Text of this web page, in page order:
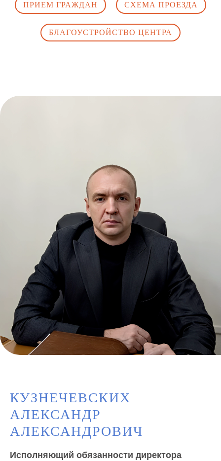
ПРИЕМ ГРАЖДАН СХЕМА ПРОЕЗДА
БЛАГОУСТРОЙСТВО ЦЕНТРА
КУЗНЕЧЕВСКИХ
АЛЕКСАНДР
АЛЕКСАНДРОВИЧ
Исполняющий обязанности директора